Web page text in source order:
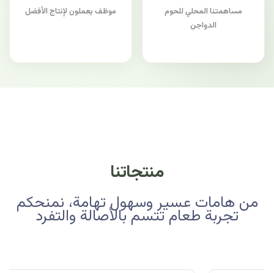
مساهمتنا المحلي للحوم
الدواجن
موظف يعملون لإنتاج الأفضل
منتجاتنا
من هامات عسير وسهول تهامة، نمنحكم
تجربة طعام تتسم بالأصالة والتفرد